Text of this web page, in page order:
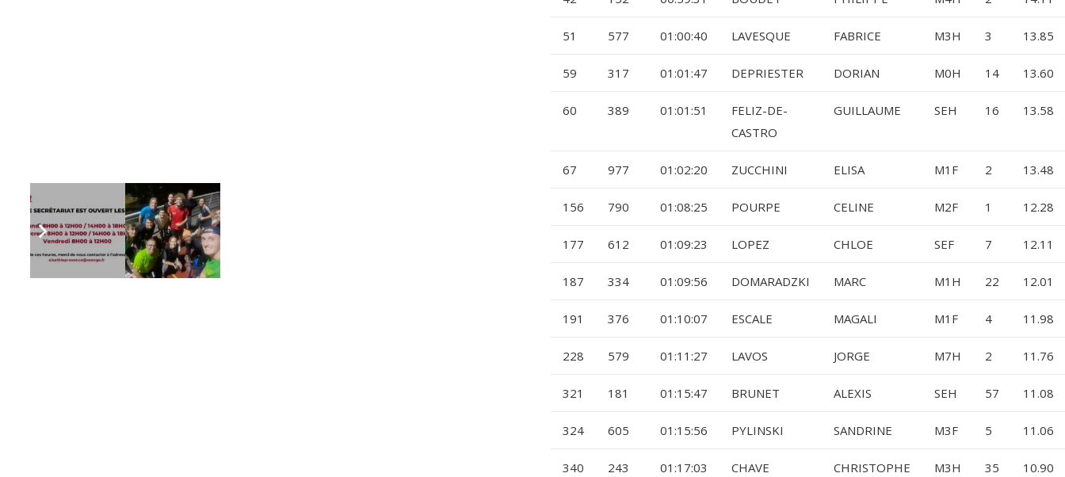
51 577 01:00:40 LAVESQUE FABRICE M3H 3 13.85
59 317 01:01:47 DEPRIESTER DORIAN M0H 14 13.60
60 389 01:01:51
FELIZ-DE-
CASTRO
GUILLAUME SEH 16 13.58
67 977 01:02:20 ZUCCHINI ELISA M1F 2 13.48
156 790 01:08:25 POURPE CELINE M2F 1 12.28
177 612 01:09:23 LOPEZ CHLOE SEF 7 12.11
187 334 01:09:56 DOMARADZKI MARC M1H 22 12.01
191 376 01:10:07 ESCALE MAGALI M1F 4 11.98
228 579 01:11:27 LAVOS JORGE M7H 2 11.76
321 181 01:15:47 BRUNET ALEXIS SEH 57 11.08
324 605 01:15:56 PYLINSKI SANDRINE M3F 5 11.06
340 243 01:17:03 CHAVE CHRISTOPHE M3H 35 10.90